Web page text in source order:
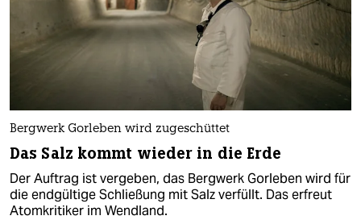
Bergwerk Gorleben wird zugeschüttet
Das Salz kommt wieder in die Erde
Der Auftrag ist vergeben, das Bergwerk Gorleben wird für
die endgültige Schließung mit Salz verfüllt. Das erfreut
Atomkritiker im Wendland.